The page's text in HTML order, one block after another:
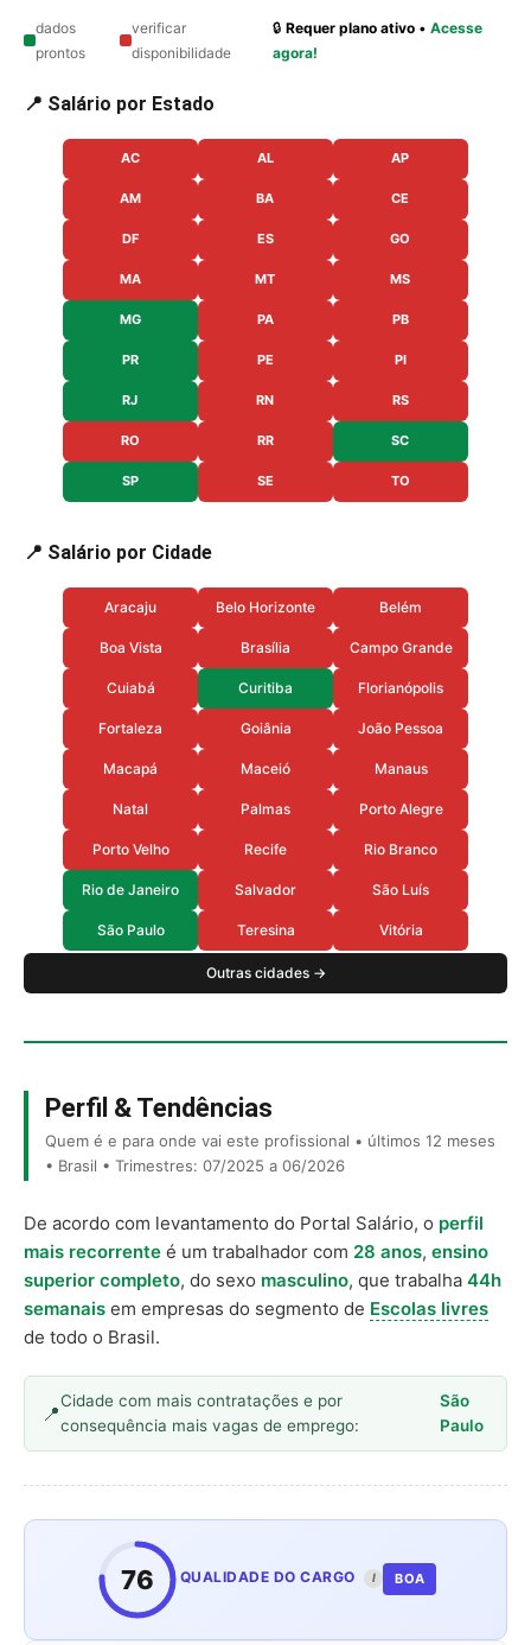
dados
prontos
verificar
disponibilidade
🔒Requer plano ativo •Acesse
agora!
📍 Salário por Estado
AC AL AP
AM BA CE
DF ES GO
MA MT MS
MG PA PB
PR PE PI
RJ RN RS
RO RR SC
SP SE TO
📍 Salário por Cidade
Aracaju Belo Horizonte Belém
Boa Vista Brasília Campo Grande
Cuiabá Curitiba Florianópolis
Fortaleza Goiânia João Pessoa
Macapá Maceió Manaus
Natal Palmas Porto Alegre
Porto Velho Recife Rio Branco
Rio de Janeiro Salvador São Luís
São Paulo Teresina Vitória
Outras cidades →
Perfil & Tendências
Quem é e para onde vai este profissional • últimos 12 meses
• Brasil • Trimestres: 07/2025 a 06/2026
De acordo com levantamento do Portal Salário, o perfil
mais recorrente é um trabalhador com 28 anos, ensino
superior completo, do sexo masculino, que trabalha 44h
semanais em empresas do segmento de Escolas livres
de todo o Brasil.
Cidade com mais contratações e por
consequência mais vagas de emprego:
São
Paulo
76 QUALIDADE DO CARGO I BOA